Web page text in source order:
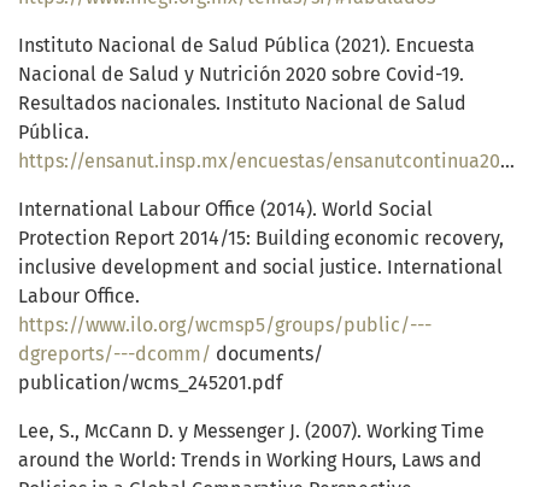
Instituto Nacional de Salud Pública (2021). Encuesta
Nacional de Salud y Nutrición 2020 sobre Covid-19.
Resultados nacionales. Instituto Nacional de Salud
Pública.
https://ensanut.insp.mx/encuestas/ensanutcontinua2020/doctos/informes/ensanutCovid19ResultadosNacionales.pdf
International Labour Office (2014). World Social
Protection Report 2014/15: Building economic recovery,
inclusive development and social justice. International
Labour Office.
https://www.ilo.org/wcmsp5/groups/public/---
dgreports/---dcomm/ documents/
publication/wcms_245201.pdf
Lee, S., McCann D. y Messenger J. (2007). Working Time
around the World: Trends in Working Hours, Laws and